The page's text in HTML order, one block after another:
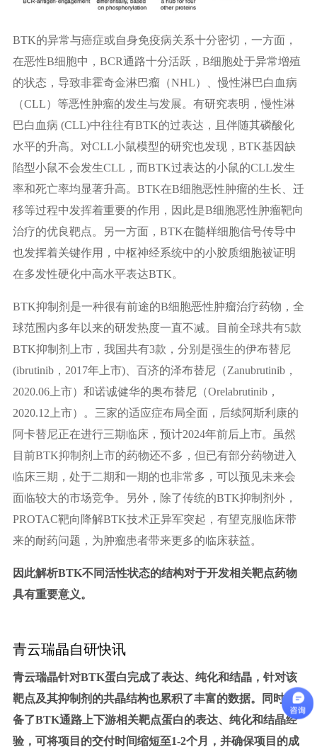
BTK的异常与癌症或自身免疫病关系十分密切，一方面，
在恶性B细胞中，BCR通路十分活跃，B细胞处于异常增殖
的状态，导致非霍奇金淋巴瘤（NHL）、慢性淋巴白血病
（CLL）等恶性肿瘤的发生与发展。有研究表明，慢性淋
巴白血病 (CLL)中往往有BTK的过表达，且伴随其磷酸化
水平的升高。对CLL小鼠模型的研究也发现，BTK基因缺
陷型小鼠不会发生CLL，而BTK过表达的小鼠的CLL发生
率和死亡率均显著升高。BTK在B细胞恶性肿瘤的生长、迁
移等过程中发挥着重要的作用，因此是B细胞恶性肿瘤靶向
治疗的优良靶点。另一方面，BTK在髓样细胞信号传导中
也发挥着关键作用，中枢神经系统中的小胶质细胞被证明
在多发性硬化中高水平表达BTK。
BTK抑制剂是一种很有前途的B细胞恶性肿瘤治疗药物，全
球范围内多年以来的研发热度一直不减。目前全球共有5款
BTK抑制剂上市，我国共有3款，分别是强生的伊布替尼
(ibrutinib，2017年上市)、百济的泽布替尼（Zanubrutinib，
2020.06上市）和诺诚健华的奥布替尼（Orelabrutinib，
2020.12上市）。三家的适应症布局全面，后续阿斯利康的
阿卡替尼正在进行三期临床，预计2024年前后上市。虽然
目前BTK抑制剂上市的药物还不多，但已有部分药物进入
临床三期，处于二期和一期的也非常多，可以预见未来会
面临较大的市场竞争。另外，除了传统的BTK抑制剂外，
PROTAC靶向降解BTK技术正异军突起，有望克服临床带
来的耐药问题，为肿瘤患者带来更多的临床获益。
因此解析BTK不同活性状态的结构对于开发相关靶点药物
具有重要意义。
青云瑞晶自研快讯
青云瑞晶针对BTK蛋白完成了表达、纯化和结晶，针对该
靶点及其抑制剂的共晶结构也累积了丰富的数据。同时储
备了BTK通路上下游相关靶点蛋白的表达、纯化和结晶经
验，可将项目的交付时间缩短至1-2个月，并确保项目的成